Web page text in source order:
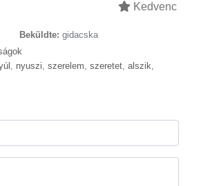
Kedvenc
Beküldte: gidacska
, nyuszi, szerelem, szeretet, alszik,